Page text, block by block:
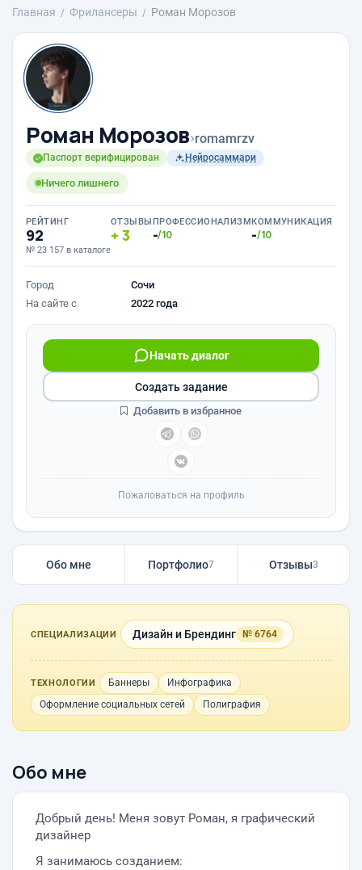
Главная Фрилансеры Роман Морозов
Роман Морозов›romamrzv
Паспорт верифицирован Нейросаммари
Ничего лишнего
РЕЙТИНГ
92
№ 23 157 в каталоге
ОТЗЫВЫ
3
ПРОФЕССИОНАЛИЗМ
-/10
КОММУНИКАЦИЯ
-/10
Город
Сочи
На сайте с
2022 года
Начать диалог
Создать задание
Добавить в избранное
Пожаловаться на профиль
Обо мне Портфолио7 Отзывы3
СПЕЦИАЛИЗАЦИИ Дизайн и Брендинг № 6764
ТЕХНОЛОГИИ Баннеры
Инфографика
Оформление социальных сетей
Полиграфия
Обо мне
Добрый день! Меня зовут Роман, я графический
дизайнер
Я занимаюсь созданием: